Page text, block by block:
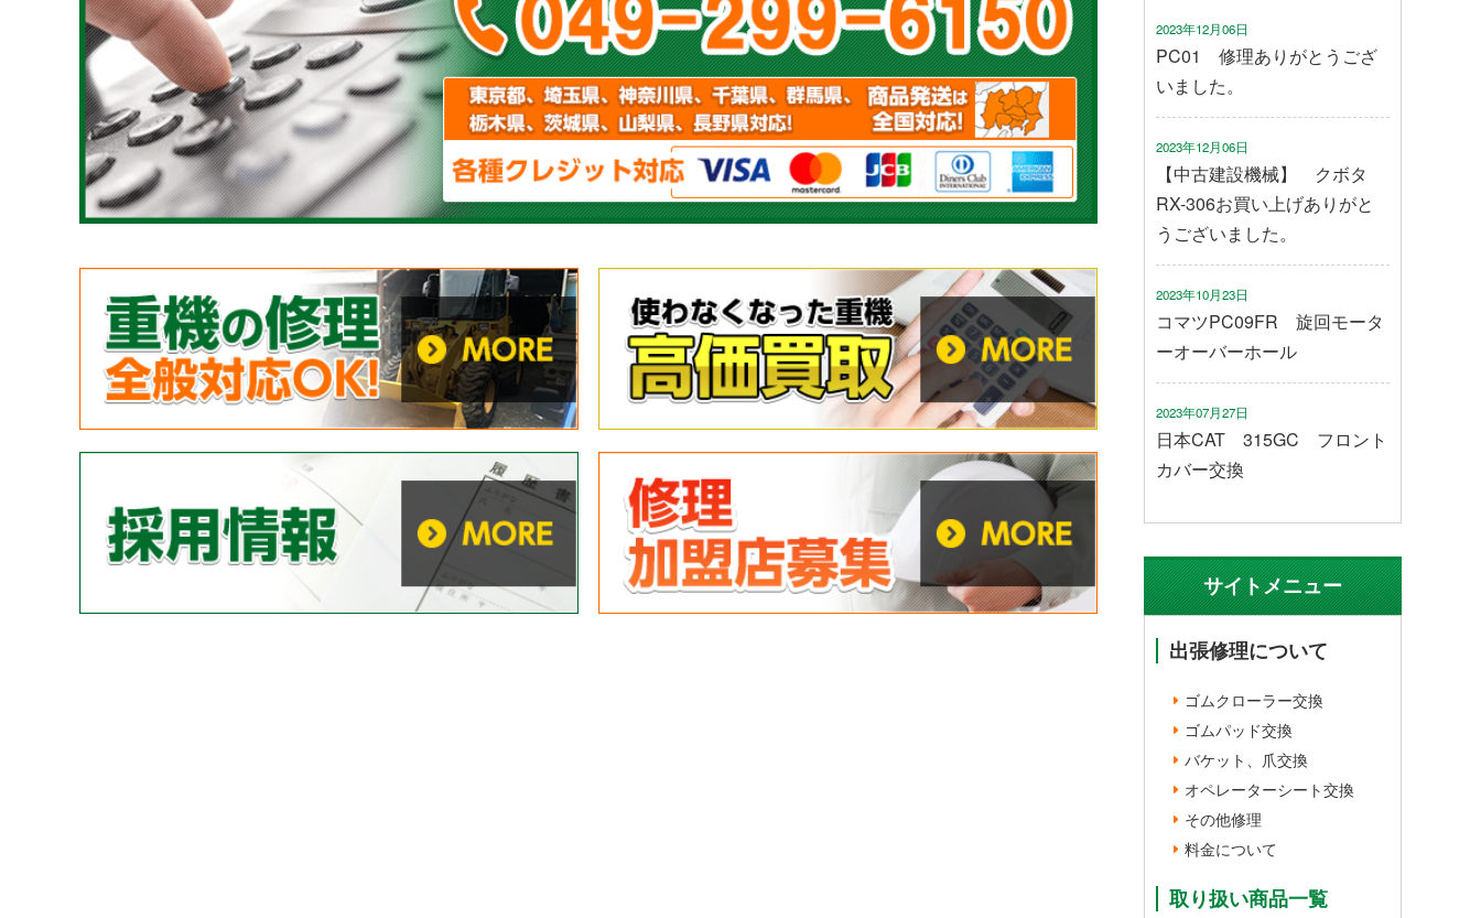
2023年12月06日
PC01 修理ありがとうござ
いました。
2023年12月06日
【中古建設機械】 クボタ
RX-306お買い上げありがと
うございました。
2023年10月23日
コマツPC09FR 旋回モータ
ーオーバーホール
2023年07月27日
日本CAT 315GC フロント
カバー交換
サイトメニュー
出張修理について
ゴムクローラー交換
ゴムパッド交換
バケット、爪交換
オペレーターシート交換
その他修理
料金について
取り扱い商品一覧